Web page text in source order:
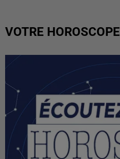
VOTRE HOROSCOPE